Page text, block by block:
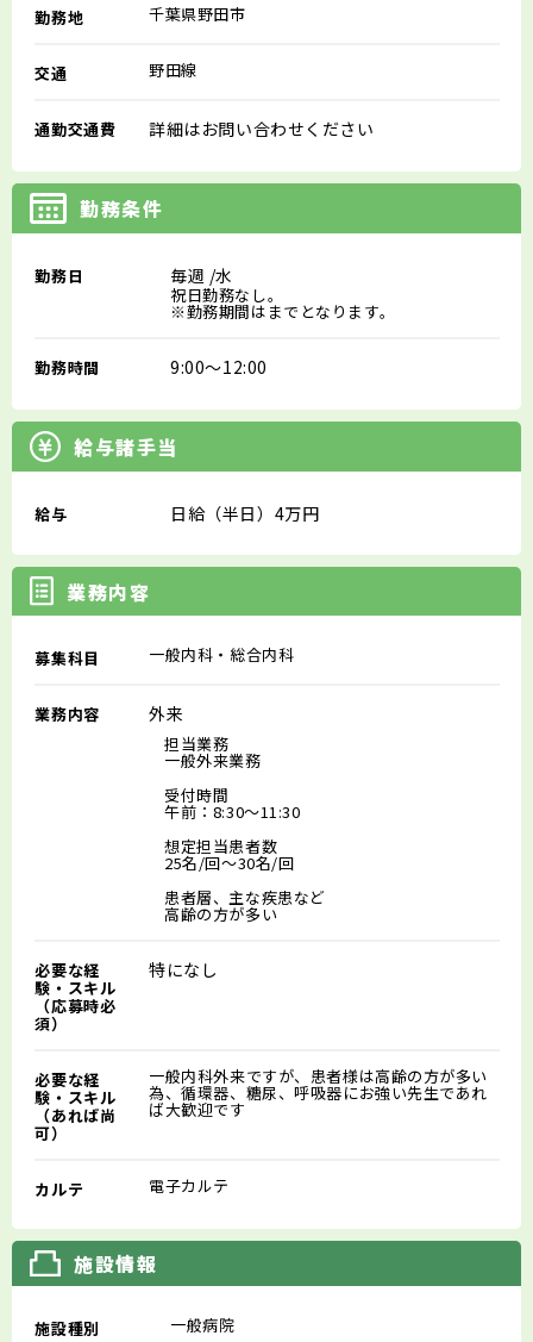
勤務地 千葉県野田市
交通 野田線
通勤交通費 詳細はお問い合わせください
勤務条件
勤務日 毎週 /水
祝日勤務なし。
※勤務期間はまでとなります。
勤務時間 9:00～12:00
給与諸手当
給与 日給（半日）4万円
業務内容
募集科目 一般内科・総合内科
業務内容 外来
担当業務
一般外来業務
受付時間
午前：8:30～11:30
想定担当患者数
25名/回～30名/回
患者層、主な疾患など
高齢の方が多い
必要な経
験・スキル
（応募時必
須）
特になし
必要な経
験・スキル
（あれば尚
可）
一般内科外来ですが、患者様は高齢の方が多い
為、循環器、糖尿、呼吸器にお強い先生であれ
ば大歓迎です
カルテ 電子カルテ
施設情報
施設種別 一般病院